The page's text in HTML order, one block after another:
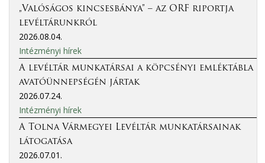
„Valóságos kincsesbánya” – az ORF riportja
levéltárunkról
2026.08.04.
Intézményi hírek
A levéltár munkatársai a köpcsényi emléktábla
avatóünnepségén jártak
2026.07.24.
Intézményi hírek
A Tolna Vármegyei Levéltár munkatársainak
látogatása
2026.07.01.